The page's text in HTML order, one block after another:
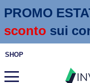
PROMO
sconto sui
SHOP